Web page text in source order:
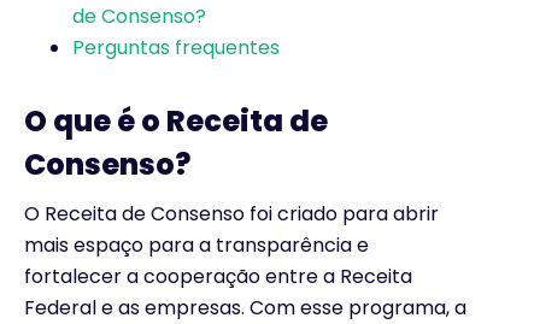
de Consenso?
Perguntas frequentes
O que é o Receita de
Consenso?
O Receita de Consenso foi criado para abrir
mais espaço para a transparência e
fortalecer a cooperação entre a Receita
Federal e as empresas. Com esse programa, a